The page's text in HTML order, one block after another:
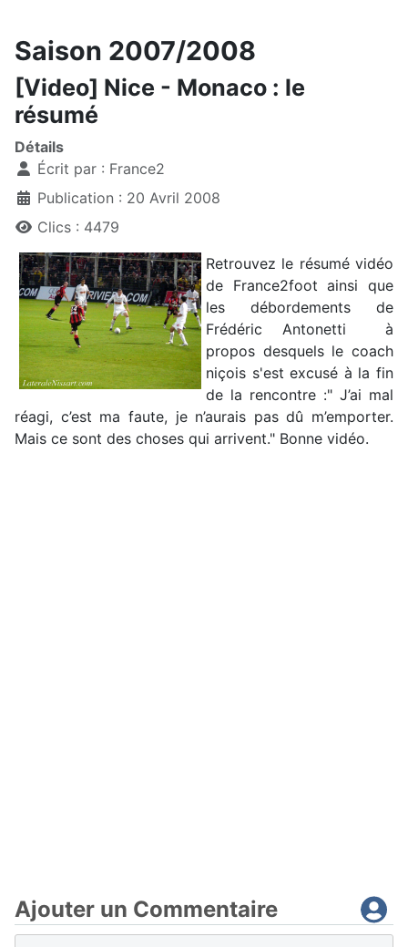
Saison 2007/2008
[Video] Nice - Monaco : le
résumé
Détails
Écrit par : France2
Publication : 20 Avril 2008
Clics : 4479
Retrouvez le résumé vidéo
de France2foot ainsi que
les débordements de
Frédéric Antonetti à
propos desquels le coach
niçois s'est excusé à la fin
de la rencontre :" J’ai mal
réagi, c’est ma faute, je n’aurais pas dû m’emporter.
Mais ce sont des choses qui arrivent." Bonne vidéo.
Ajouter un Commentaire